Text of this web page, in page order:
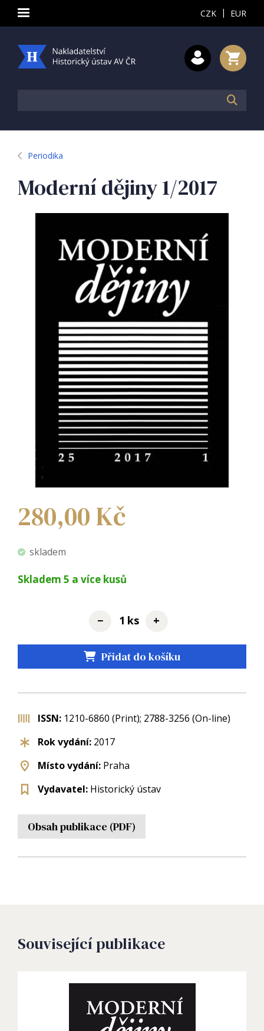
CZK | EUR
Periodika
Moderní dějiny 1/2017
280,00Kč
skladem
Skladem 5 a více kusů
− ks +
Přidat do košíku
ISSN: 1210-6860 (Print); 2788-3256 (On-line)
Rok vydání: 2017
Místo vydání: Praha
Vydavatel: Historický ústav
Obsah publikace (PDF)
Související publikace